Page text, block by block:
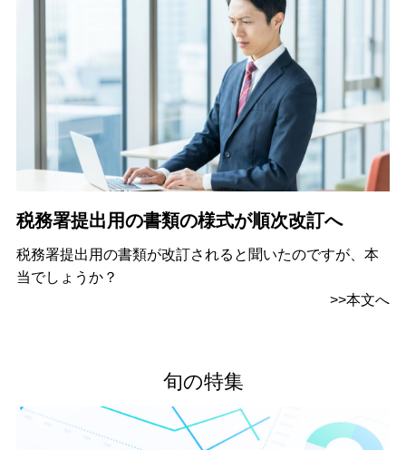
税務署提出用の書類の様式が順次改訂へ
税務署提出用の書類が改訂されると聞いたのですが、本
当でしょうか？
>>本文へ
旬の特集